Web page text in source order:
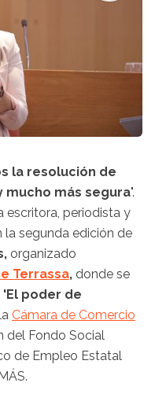
la resolución de
mucho más segura".
escritora, periodista y
la segunda edición de
organizado
Terrassa, donde se
'El poder de
Cámara de Comercio
del Fondo Social
de Empleo Estatal